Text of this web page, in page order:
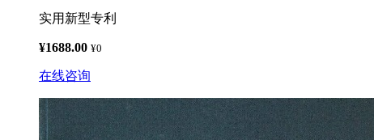
实用新型专利
¥1688.00 ¥0
在线咨询